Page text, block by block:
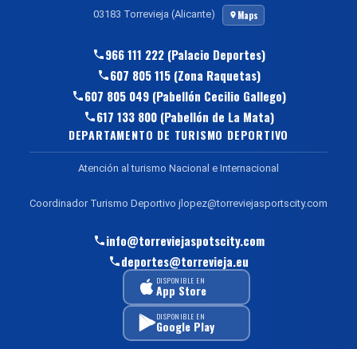
03183 Torrevieja (Alicante) Maps
966 111 222 (Palacio Deportes)
607 805 115 (Zona Raquetas)
607 805 049 (Pabellón Cecilio Gallego)
617 133 800 (Pabellón de La Mata)
DEPARTAMENTO DE TURISMO DEPORTIVO
Atención al turismo Nacional e Internacional
Coordinador Turismo Deportivo jlopez@torreviejasportscity.com
info@torreviejaspotscity.com
deportes@torrevieja.eu
DISPONIBLE EN
App Store
DISPONIBLE EN
Google Play